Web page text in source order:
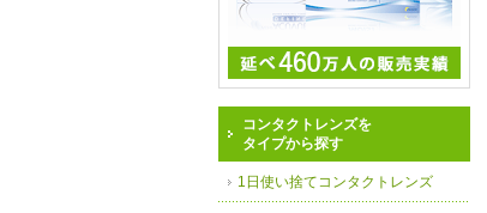
コンタクトレンズを
タイプから探す
1日使い捨てコンタクトレンズ